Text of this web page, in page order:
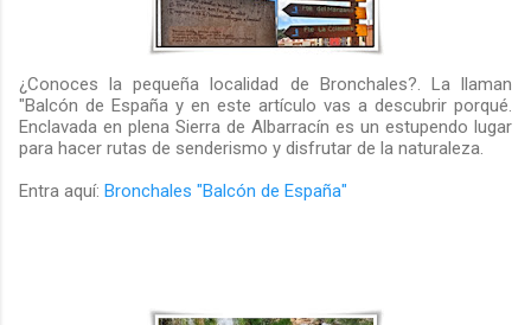
¿Conoces la pequeña localidad de Bronchales?. La llaman
"Balcón de España y en este artículo vas a descubrir porqué.
Enclavada en plena Sierra de Albarracín es un estupendo lugar
para hacer rutas de senderismo y disfrutar de la naturaleza.
Entra aquí: Bronchales "Balcón de España"